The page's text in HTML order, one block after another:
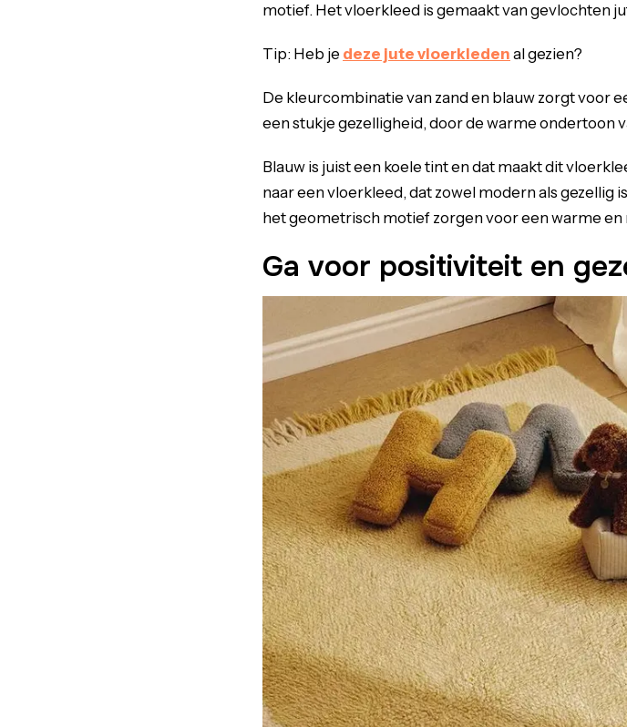
motief. Het vloerkleed is gemaakt van gevlochten
Tip: Heb je deze jute vloerkleden al gezien?
De kleurcombinatie van zand en blauw zorgt voor
een stukje gezelligheid, door de warme ondertoon
Blauw is juist een koele tint en dat maakt dit
naar een vloerkleed, dat zowel modern als gezellig
het geometrisch motief zorgen voor een warme
Ga voor positiviteit en